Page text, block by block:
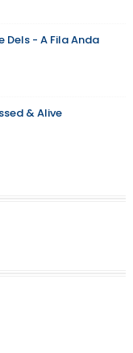
Dels - A Fila Anda
& Alive